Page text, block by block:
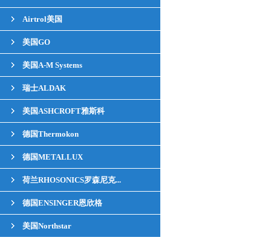
Airtrol美国
美国GO
美国A-M Systems
瑞士ALDAK
美国ASHCROFT雅斯科
德国Thermokon
德国METALLUX
荷兰RHOSONICS罗森尼克...
德国ENSINGER恩欣格
美国Northstar